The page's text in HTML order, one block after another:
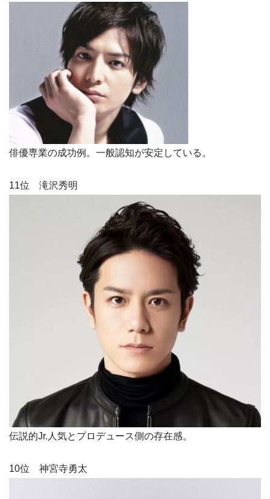
俳優専業の成功例。一般認知が安定している。
11位 滝沢秀明
伝説的Jr.人気とプロデュース側の存在感。
10位 神宮寺勇太